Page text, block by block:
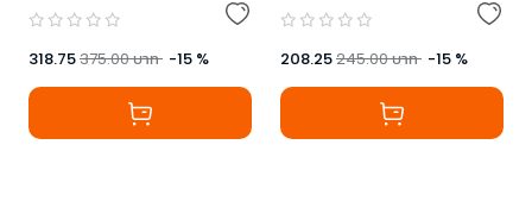
318.75375.00บาท -15 % 208.25245.00บาท -15 %